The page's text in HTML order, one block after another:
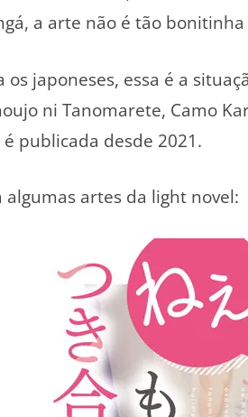
a arte não é tão
os japoneses, essa é a
ni Tanomarete, Camo
publicada desde 2021.
algumas artes da light novel: